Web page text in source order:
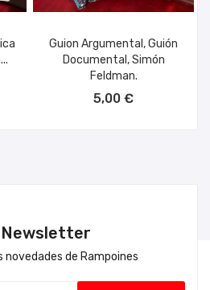
Guion Argumental, Guión
Documental, Simón
Feldman.
5,00 €
Newsletter
novedades de Rampoines